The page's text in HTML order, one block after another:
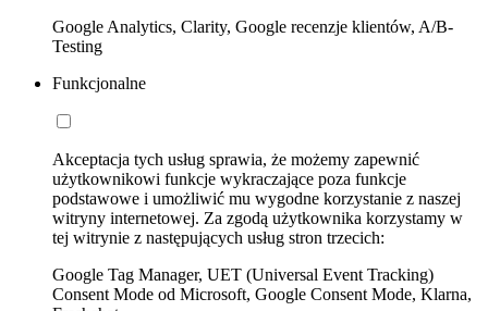
Google Analytics, Clarity, Google recenzje klientów, A/B-
Testing
Funkcjonalne
Akceptacja tych usług sprawia, że możemy zapewnić
użytkownikowi funkcje wykraczające poza funkcje
podstawowe i umożliwić mu wygodne korzystanie z naszej
witryny internetowej. Za zgodą użytkownika korzystamy w
tej witrynie z następujących usług stron trzecich:
Google Tag Manager, UET (Universal Event Tracking)
Consent Mode od Microsoft, Google Consent Mode, Klarna,